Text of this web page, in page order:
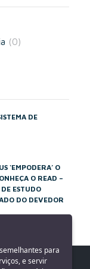
(0)
DE
‘EMPODERA’ O
O READ –
ESTUDO
DO DEVEDOR
para
e servir